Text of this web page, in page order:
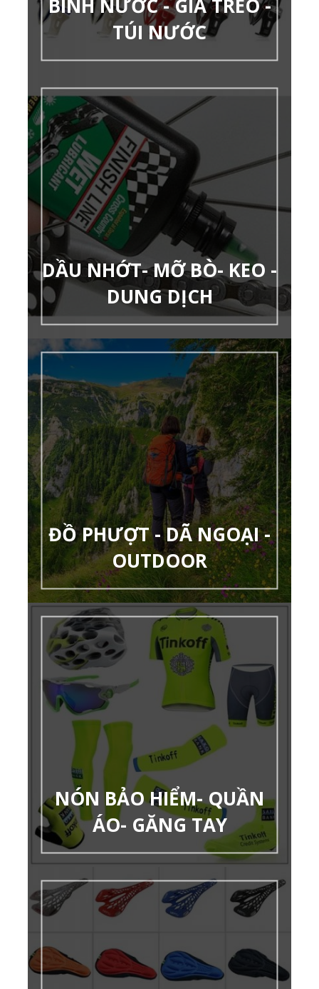
BÌNH NƯỚC - GIÁ TREO -
TÚI NƯỚC
DẦU NHỚT- MỠ BÒ- KEO -
DUNG DỊCH
ĐỒ PHƯỢT - DÃ NGOẠI -
OUTDOOR
NÓN BẢO HIỂM- QUẦN
ÁO- GĂNG TAY